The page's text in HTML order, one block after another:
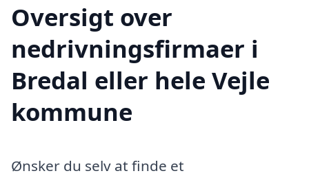
Oversigt over
nedrivningsfirmaer i
Bredal eller hele Vejle
kommune
Ønsker du selv at finde et